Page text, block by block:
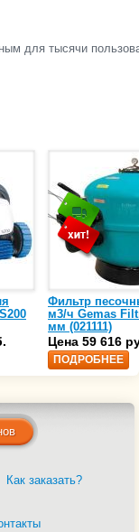
для тысячи
Фильтр
м3/ч Gemas
мм (021111)
Цена 59 616
ПОДРОБНЕЕ
Как заказать?